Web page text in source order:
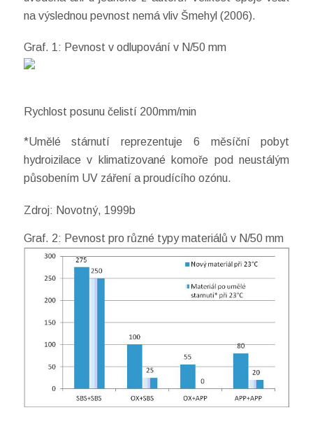
na výslednou pevnost nemá vliv Šmehyl (2006).
Graf. 1: Pevnost v odlupování v N/50 mm
Rychlost posunu čelistí 200mm/min
*Umělé stárnutí reprezentuje 6 měsíční pobyt
hydroizilace v klimatizované komoře pod neustálým
působením UV záření a proudícího ozónu.
Zdroj: Novotný, 1999b
Graf. 2: Pevnost pro různé typy materiálů v N/50 mm